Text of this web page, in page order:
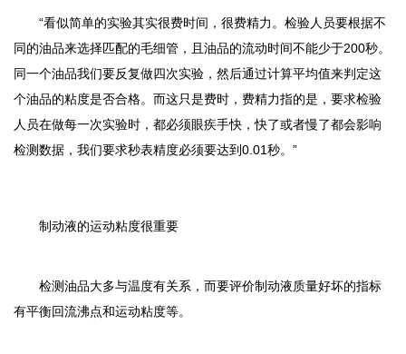
“看似简单的实验其实很费时间，很费精力。检验人员要根据不
同的油品来选择匹配的毛细管，且油品的流动时间不能少于200秒。
同一个油品我们要反复做四次实验，然后通过计算平均值来判定这
个油品的粘度是否合格。而这只是费时，费精力指的是，要求检验
人员在做每一次实验时，都必须眼疾手快，快了或者慢了都会影响
检测数据，我们要求秒表精度必须要达到0.01秒。”
制动液的运动粘度很重要
检测油品大多与温度有关系，而要评价制动液质量好坏的指标
有平衡回流沸点和运动粘度等。